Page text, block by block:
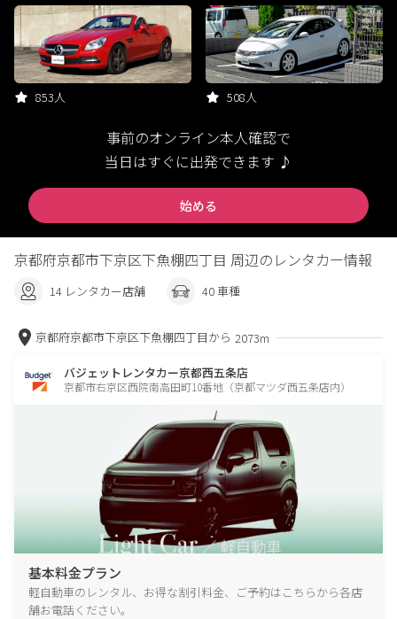
853人 508人
事前のオンライン本人確認で
当日はすぐに出発できます ♪
始める
京都府京都市下京区下魚棚四丁目 周辺のレンタカー情報
14 レンタカー店舗 40 車種
京都府京都市下京区下魚棚四丁目から 2073m
バジェットレンタカー京都西五条店
京都市右京区西院南高田町10番地（京都マツダ西五条店内）
基本料金プラン
軽自動車のレンタル、お得な割引料金、ご予約はこちらから各店
舗お電話ください。